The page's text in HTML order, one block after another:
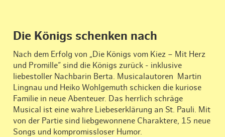
Die Königs schenken nach
Nach dem Erfolg von „Die Königs vom Kiez – Mit Herz
und Promille“ sind die Königs zurück - inklusive
liebestoller Nachbarin Berta. Musicalautoren Martin
Lingnau und Heiko Wohlgemuth schicken die kuriose
Familie in neue Abenteuer. Das herrlich schräge
Musical ist eine wahre Liebeserklärung an St. Pauli. Mit
von der Partie sind liebgewonnene Charaktere, 15 neue
Songs und kompromissloser Humor.